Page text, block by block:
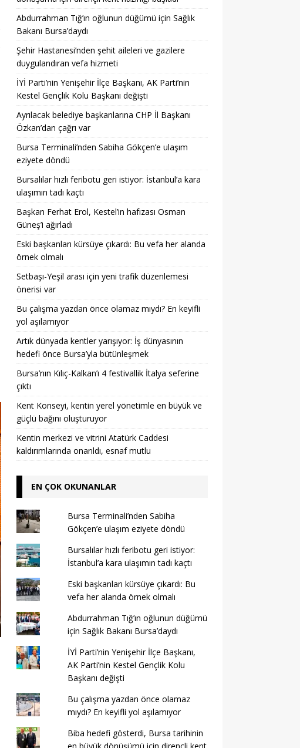
Abdurrahman Tığ’ın oğlunun düğümü için Sağlık
Bakanı Bursa’daydı
Şehir Hastanesi’nden şehit aileleri ve gazilere
duygulandıran vefa hizmeti
İYİ Parti’nin Yenişehir İlçe Başkanı, AK Parti’nin
Kestel Gençlik Kolu Başkanı değişti
Ayrılacak belediye başkanlarına CHP İl Başkanı
Özkan’dan çağrı var
Bursa Terminali’nden Sabiha Gökçen’e ulaşım
eziyete döndü
Bursalılar hızlı feribotu geri istiyor: İstanbul’a kara
ulaşımın tadı kaçtı
Başkan Ferhat Erol, Kestel’in hafızası Osman
Güneş’i ağırladı
Eski başkanları kürsüye çıkardı: Bu vefa her alanda
örnek olmalı
Setbaşı-Yeşil arası için yeni trafik düzenlemesi
önerisi var
Bu çalışma yazdan önce olamaz mıydı? En keyifli
yol aşılamıyor
Artık dünyada kentler yarışıyor: İş dünyasının
hedefi önce Bursa’yla bütünleşmek
Bursa’nın Kılıç-Kalkan’ı 4 festivallik İtalya seferine
çıktı
Kent Konseyi, kentin yerel yönetimle en büyük ve
güçlü bağını oluşturuyor
Kentin merkezi ve vitrini Atatürk Caddesi
kaldırımlarında onarıldı, esnaf mutlu
EN ÇOK OKUNANLAR
Bursa Terminali’nden Sabiha
Gökçen’e ulaşım eziyete döndü
Bursalılar hızlı feribotu geri istiyor:
İstanbul’a kara ulaşımın tadı kaçtı
Eski başkanları kürsüye çıkardı: Bu
vefa her alanda örnek olmalı
Abdurrahman Tığ’ın oğlunun düğümü
için Sağlık Bakanı Bursa’daydı
İYİ Parti’nin Yenişehir İlçe Başkanı,
AK Parti’nin Kestel Gençlik Kolu
Başkanı değişti
Bu çalışma yazdan önce olamaz
mıydı? En keyifli yol aşılamıyor
Biba hedefi gösterdi, Bursa tarihinin